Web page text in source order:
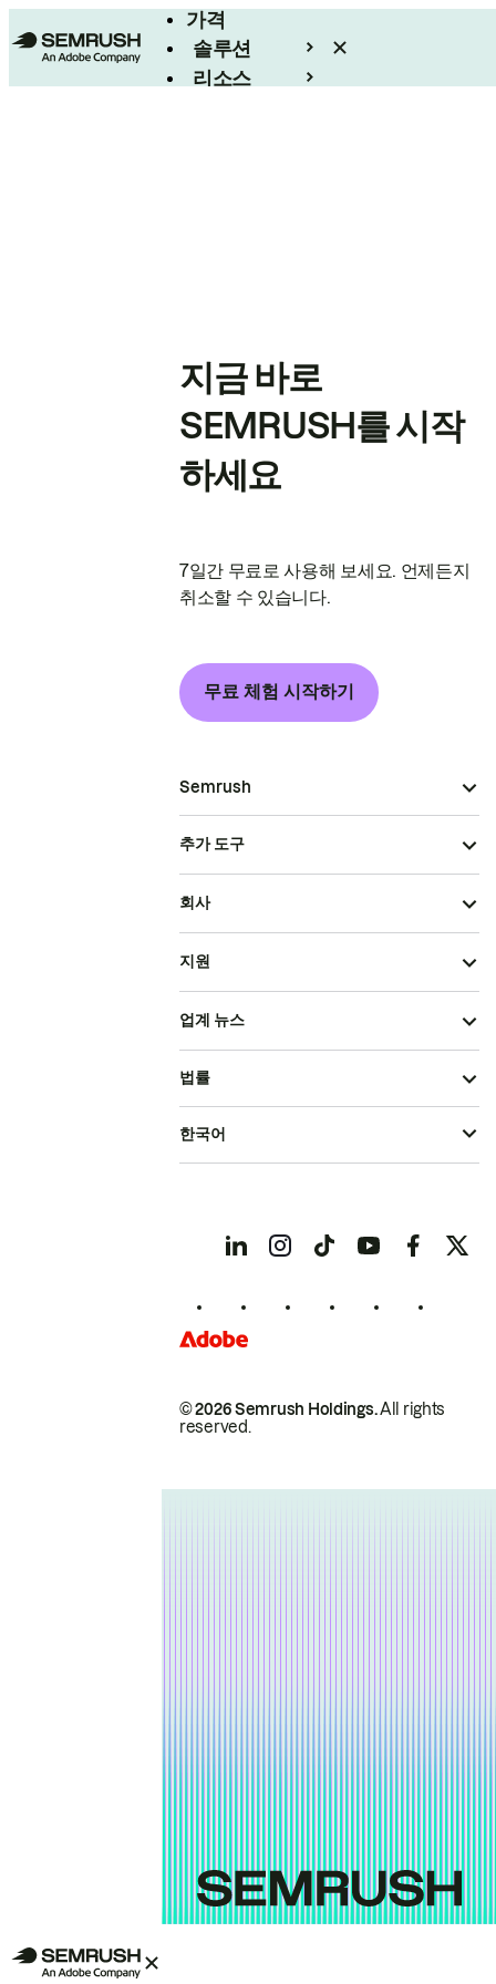
가격
솔루션
리소스
지금 바로
SEMRUSH를 시작
하세요
7일간 무료로 사용해 보세요. 언제든지
취소할 수 있습니다.
무료 체험 시작하기
Semrush
추가 도구
회사
지원
업계 뉴스
© 2026 Semrush Holdings.All rights
reserved.
법률
한국어